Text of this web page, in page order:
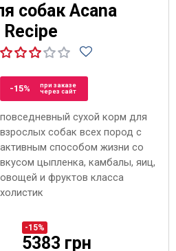
собак Acana
-15%
при заказе
через сайт
повседневный сухой корм для
взрослых собак всех пород с
активным способом жизни со
вкусом цыпленка, камбалы, яиц,
овощей и фруктов класса
холистик
-15%
5383 грн